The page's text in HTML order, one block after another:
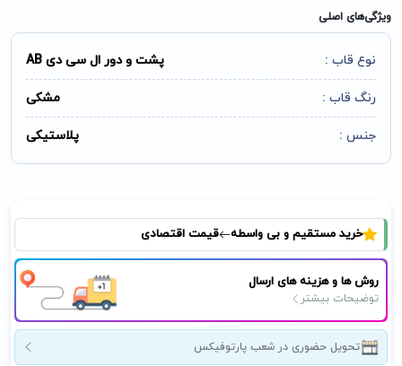
ویژگی‌های اصلی
نوع قاب : پشت و دور ال سی دی AB
رنگ قاب : مشکی
جنس : پلاستیکی
خرید مستقیم و بی واسطه قیمت اقتصادی
روش ها و هزینه های ارسال
توضیحات بیشتر
تحویل حضوری در شعب پارتوفیکس